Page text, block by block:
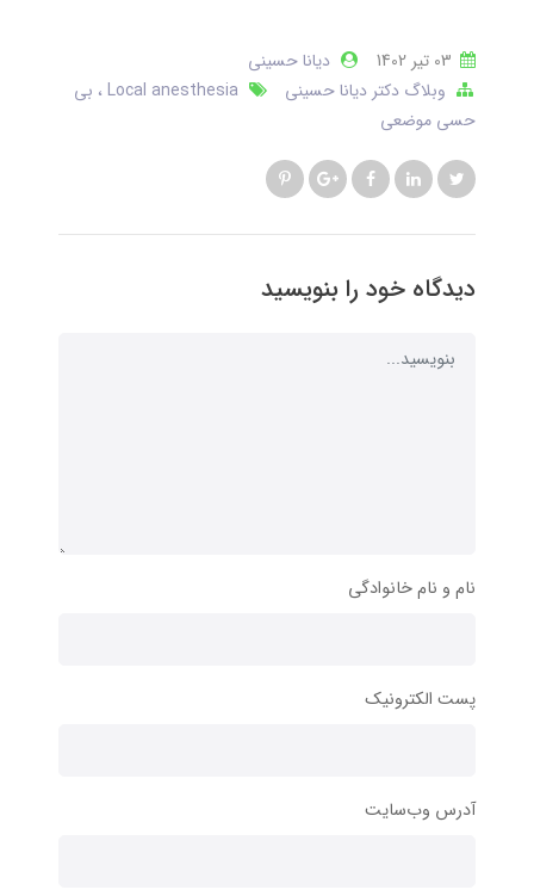
دیانا حسینی
وبلاگ دکتر دیانا حسینی
Local anesthesia بی
حسی موضعی
دیدگاه خود را بنویسید
نام و نام خانوادگی
پست الکترونیک
آدرس وب‌سایت